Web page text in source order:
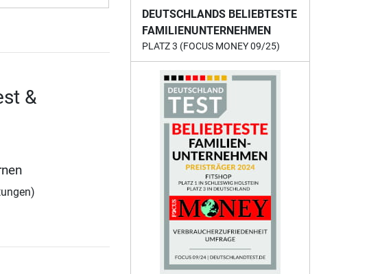
&
DEUTSCHLANDS BELIEBTESTE
FAMILIENUNTERNEHMEN
PLATZ 3 (FOCUS MONEY 09/25)